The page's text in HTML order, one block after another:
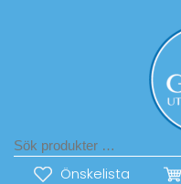
Önskelista